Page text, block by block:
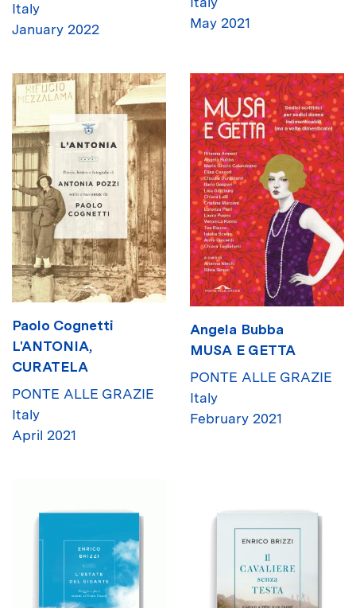
Italy
January 2022
May 2021
Paolo Cognetti
L'ANTONIA,
CURATELA
PONTE ALLE GRAZIE
Italy
April 2021
Angela Bubba
MUSA E GETTA
PONTE ALLE GRAZIE
Italy
February 2021